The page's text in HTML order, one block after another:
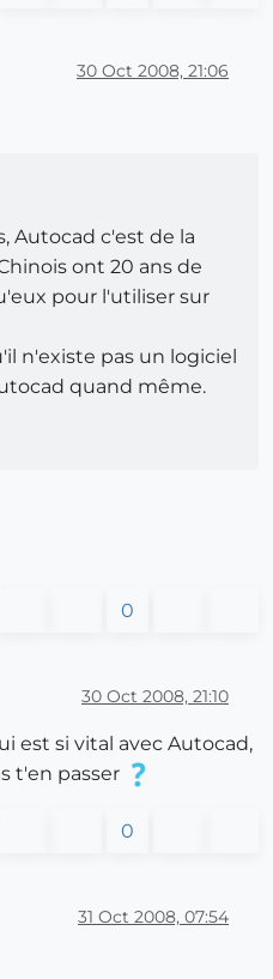
30 Oct 2008, 21:06
Autocad c'est de la
ont 20 ans de
pour l'utiliser sur
n'existe pas un logiciel
quand même.
0
30 Oct 2008, 21:10
est si vital avec Autocad,
t'en passer
0
31 Oct 2008, 07:54